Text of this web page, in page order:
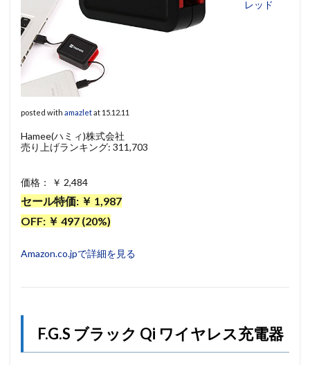
レッド
posted with amazletat 15.12.11
Hamee(ハミィ)株式会社
売り上げランキング: 311,703
価格： ￥ 2,484
セール特価: ￥ 1,987
OFF: ￥ 497 (20%)
Amazon.co.jpで詳細を見る
F.G.S ブラック Qi ワイヤレス充電器